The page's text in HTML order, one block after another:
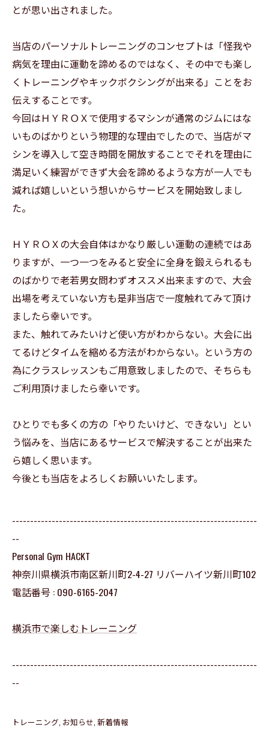
とが思い出されました。
当店のパーソナルトレーニングのコンセプトは「怪我や
病気を理由に運動を諦めるのではなく、その中でも楽し
くトレーニングやキックボクシングが出来る」ことをお
伝えすることです。
今回はＨＹＲＯＸで使用するマシンが通常のジムにはな
いものばかりという物理的な理由でしたので、当店がマ
シンを導入して空き時間を開放することでそれを理由に
満足いく練習ができず大会を諦めるような方が一人でも
減れば嬉しいという想いからサービスを開始致しまし
た。
ＨＹＲＯＸの大会自体はかなり厳しい運動の連続ではあ
りますが、一つ一つをみると安全に全身を鍛えられるも
のばかりで老若男女問わずオススメ出来ますので、大会
出場を考えていない方も是非当店で一度触れてみて頂け
ましたら幸いです。
また、触れてみたいけど使い方がわからない。大会に出
てるけどタイムを縮める方法がわからない。という方の
為にクラスレッスンもご用意致しましたので、そちらも
ご利用頂けましたら幸いです。
ひとりでも多くの方の「やりたいけど、できない」とい
う悩みを、当店にあるサービスで解決することが出来た
ら嬉しく思います。
今後とも当店をよろしくお願いいたします。
--------------------------------------------------------------------
--
Personal Gym HACKT
神奈川県横浜市南区新川町2-4-27 リバーハイツ新川町102
電話番号 : 090-6165-2047
横浜市で楽しむトレーニング
--------------------------------------------------------------------
--
トレーニング お知らせ 新着情報